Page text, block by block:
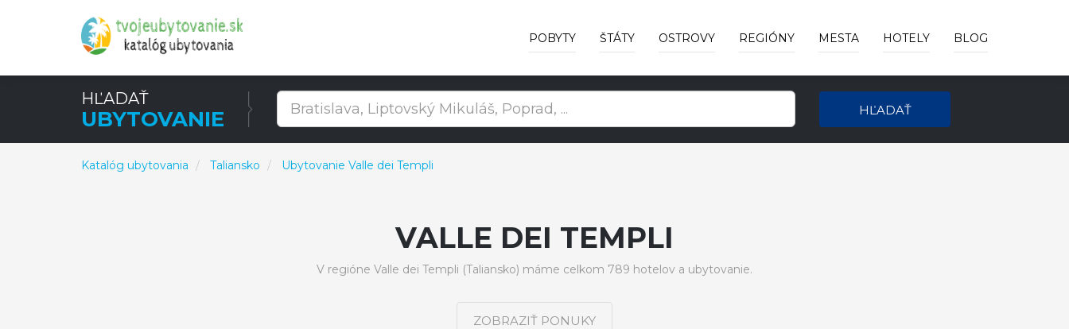
POBYTY ŠTÁTY OSTROVY REGIÓNY MESTA HOTELY BLOG
HĽADAŤ
UBYTOVANIE HĽADAŤ
Katalóg ubytovania Taliansko Ubytovanie Valle dei Templi
VALLE DEI TEMPLI
V regióne Valle dei Templi (Taliansko) máme celkom 789 hotelov a ubytovanie.
ZOBRAZIŤ PONUKY